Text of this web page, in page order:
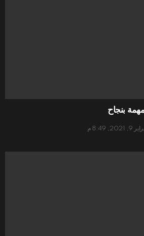
بنجاح
2021, 8:49 م